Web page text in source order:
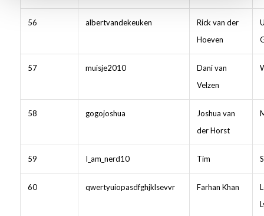
56 albertvandekeuken
Rick van der
Hoeven
57 muisje2010
Dani van
Velzen
58 gogojoshua
Joshua van
der Horst
59 I_am_nerd10 Tim
60 qwertyuiopasdfghjklsevvr Farhan Khan